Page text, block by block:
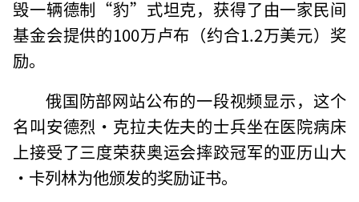
毁一辆德制“豹”式坦克，获得了由一家民间
基金会提供的100万卢布（约合1.2万美元）奖
励。
俄国防部网站公布的一段视频显示，这个
名叫安德烈·克拉夫佐夫的士兵坐在医院病床
上接受了三度荣获奥运会摔跤冠军的亚历山大
·卡列林为他颁发的奖励证书。